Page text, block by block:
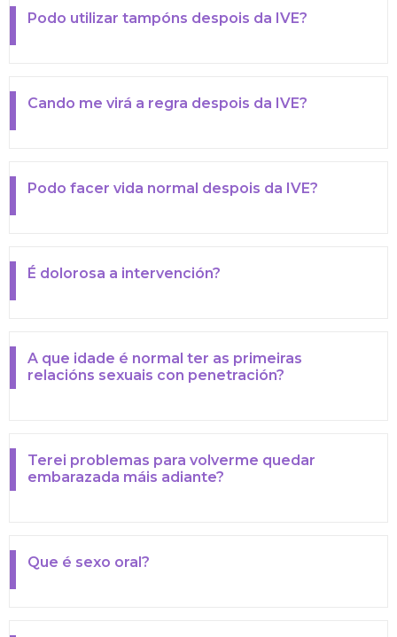
Podo utilizar tampóns despois da IVE?
Cando me virá a regra despois da IVE?
Podo facer vida normal despois da IVE?
É dolorosa a intervención?
A que idade é normal ter as primeiras
relacións sexuais con penetración?
Terei problemas para volverme quedar
embarazada máis adiante?
Que é sexo oral?